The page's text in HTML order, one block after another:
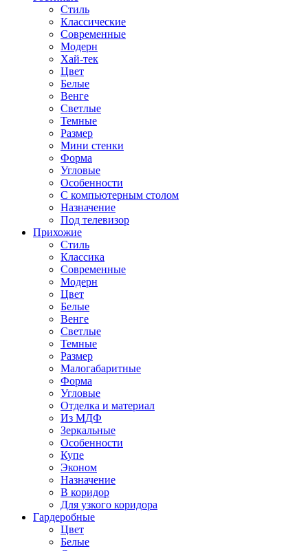
Стиль
Классические
Современные
Модерн
Хай-тек
Цвет
Белые
Венге
Светлые
Темные
Размер
Мини стенки
Форма
Угловые
Особенности
С компьютерным столом
Назначение
Под телевизор
Прихожие
Стиль
Классика
Современные
Модерн
Цвет
Белые
Венге
Светлые
Темные
Размер
Малогабаритные
Форма
Угловые
Отделка и материал
Из МДФ
Зеркальные
Особенности
Купе
Эконом
Назначение
В коридор
Для узкого коридора
Гардеробные
Цвет
Белые